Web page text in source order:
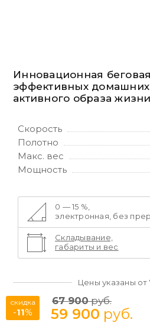
Инновационная
эффективных
активного образа
Скорость
Полотно
Макс. вес
Мощность
0 — 15 %,
электронная, без
Складывание,
габариты и вес
Цены указаны от
скидка
-11%
67 900руб.
59 900 руб.